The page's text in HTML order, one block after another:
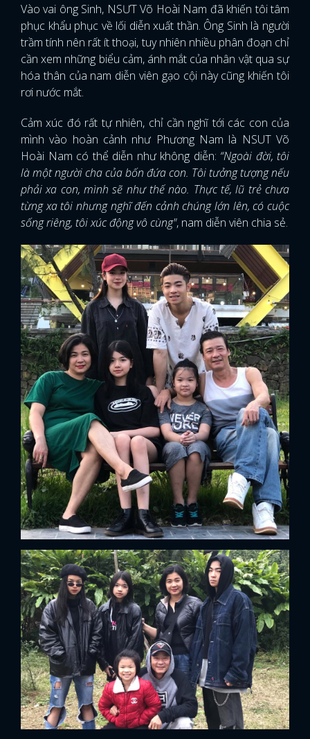
Vào vai ông Sinh, NSƯT Võ Hoài Nam đã khiến tôi tâm
phục khẩu phục về lối diễn xuất thần. Ông Sinh là người
trầm tính nên rất ít thoại, tuy nhiên nhiều phân đoạn chỉ
cần xem những biểu cảm, ánh mắt của nhân vật qua sự
hóa thân của nam diễn viên gạo cội này cũng khiến tôi
rơi nước mắt.
Cảm xúc đó rất tự nhiên, chỉ cần nghĩ tới các con của
mình vào hoàn cảnh như Phương Nam là NSUT Võ
Hoài Nam có thể diễn như không diễn: “Ngoài đời, tôi
là một người cha của bốn đứa con. Tôi tưởng tượng nếu
phải xa con, mình sẽ như thế nào. Thực tế, lũ trẻ chưa
từng xa tôi nhưng nghĩ đến cảnh chúng lớn lên, có cuộc
sống riêng, tôi xúc động vô cùng", nam diễn viên chia sẻ.